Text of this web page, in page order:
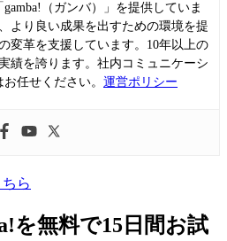
（ガンバ）」を提供していま
より良い成果を出すための環境を提
変革を支援しています。10年以上の
績を誇ります。社内コミュニケーシ
任せください。 運営ポリシー
を無料で15日間お試